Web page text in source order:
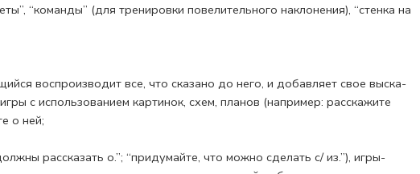
“команды” (для тренировки повелительного наклонения), “стенка на
воспроизводит все, что сказано до него, и добавляет свое выска­
с исполь­зованием картинок, схем, планов (например: расскажите
о ней;
рассказать о.”; “при­думайте, что можно сделать с/ из.”), игры-